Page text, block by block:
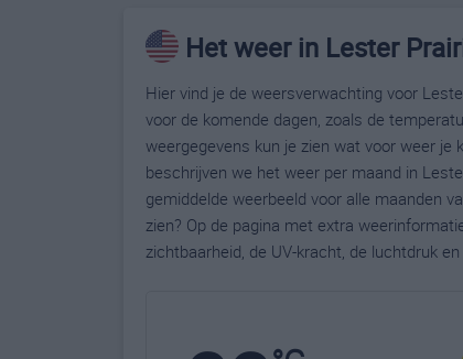
Het weer in Lester
Hier vind je de weersverwachting voor
voor de komende dagen, zoals de
weergegevens kun je zien wat voor weer
beschrijven we het weer per maand in
gemiddelde weerbeeld voor alle maanden
zien? Op de pagina met extra
zichtbaarheid, de UV-kracht, de luchtdruk